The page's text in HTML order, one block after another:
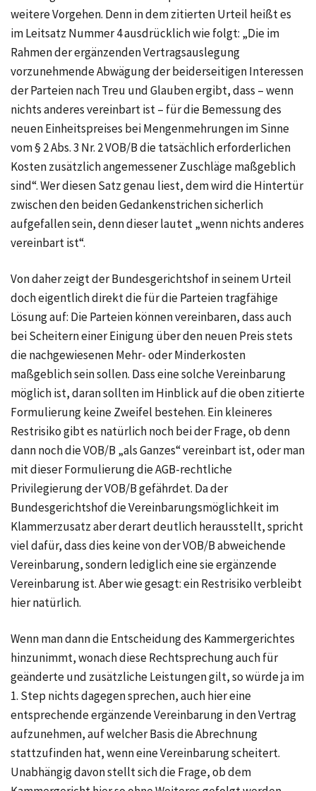
weitere Vorgehen. Denn in dem zitierten Urteil heißt es
im Leitsatz Nummer 4ausdrücklich wie folgt: „Die im
Rahmen der ergänzenden Vertragsauslegung
vorzunehmende Abwägung der beiderseitigen Interessen
der Parteien nach Treu und Glauben ergibt, dass – wenn
nichts anderes vereinbart ist – für die Bemessung des
neuen Einheitspreises bei Mengenmehrungen im Sinne
vom§ 2 Abs. 3 Nr. 2 VOB/Bdie tatsächlich erforderlichen
Kosten zusätzlich angemessener Zuschläge maßgeblich
sind“. Wer diesen Satz genau liest, dem wird die Hintertür
zwischen den beiden Gedankenstrichen sicherlich
aufgefallen sein, denn dieser lautet „wenn nichts anderes
vereinbart ist“.
Von daher zeigt der Bundesgerichtshof in seinem Urteil
doch eigentlich direkt die für die Parteien tragfähige
Lösung auf: Die Parteien können vereinbaren, dass auch
bei Scheitern einer Einigung über den neuen Preis stets
die nachgewiesenen Mehr- oder Minderkosten
maßgeblich sein sollen. Dass eine solche Vereinbarung
möglich ist, daran sollten im Hinblick auf die oben zitierte
Formulierung keine Zweifel bestehen. Ein kleineres
Restrisiko gibt es natürlich noch bei der Frage, ob denn
dann noch die VOB/B „als Ganzes“ vereinbart ist, oder man
mit dieser Formulierung die AGB-rechtliche
Privilegierung der VOB/B gefährdet. Da der
Bundesgerichtshof die Vereinbarungsmöglichkeit im
Klammerzusatz aber derart deutlich herausstellt, spricht
viel dafür, dass dies keine von der VOB/B abweichende
Vereinbarung, sondern lediglich eine sie ergänzende
Vereinbarung ist. Aber wie gesagt: ein Restrisiko verbleibt
hier natürlich.
Wenn man dann die Entscheidung des Kammergerichtes
hinzunimmt, wonach diese Rechtsprechung auch für
geänderte und zusätzliche Leistungen gilt, so würde ja im
1. Step nichts dagegen sprechen, auch hier eine
entsprechende ergänzende Vereinbarung in den Vertrag
aufzunehmen, auf welcher Basis die Abrechnung
stattzufinden hat, wenn eine Vereinbarung scheitert.
Unabhängig davon stellt sich die Frage, ob dem